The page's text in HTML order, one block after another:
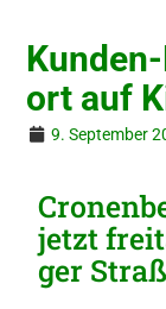
ort auf
9. September
jetzt
ger